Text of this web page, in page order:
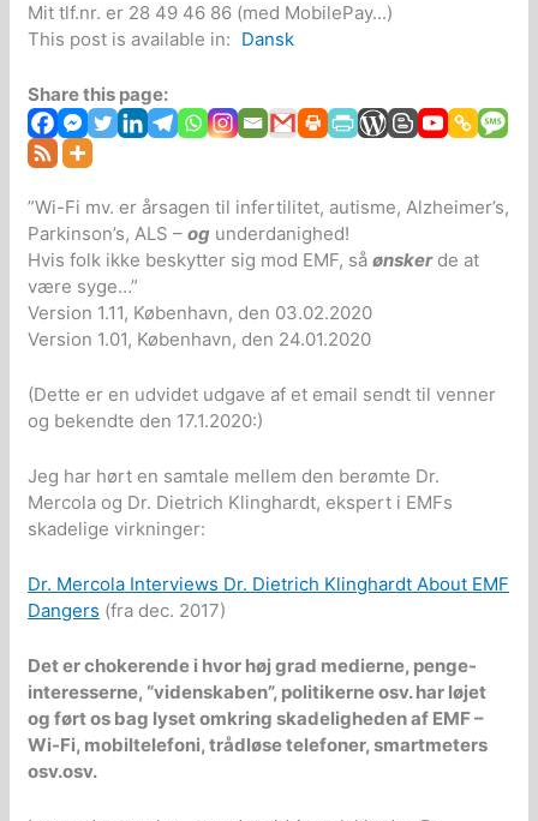
Mit tlf.nr. er 28 49 46 86 (med MobilePay...)
This post is available in: Dansk
Share this page:
”Wi-Fi mv. er årsagen til infertilitet, autisme, Alzheimer’s,
Parkinson’s, ALS –og underdanighed!
Hvis folk ikke beskytter sig mod EMF, såønskerde at
være syge…”
Version 1.11, København, den 03.02.2020
Version 1.01, København, den 24.01.2020
(Dette er en udvidet udgave af et email sendt til venner
og bekendte den 17.1.2020:)
Jeg har hørt en samtale mellem den berømte Dr.
Mercola og Dr. Dietrich Klinghardt, ekspert i EMFs
skadelige virkninger:
Dr. Mercola Interviews Dr. Dietrich Klinghardt About EMF
Dangers (fra dec. 2017)
Det er chokerende i hvor høj grad medierne, penge-
interesserne, “videnskaben”, politikerne osv. har løjet
og ført os bag lyset omkring skadeligheden af EMF –
Wi-Fi, mobiltelefoni, trådløse telefoner, smartmeters
osv.osv.